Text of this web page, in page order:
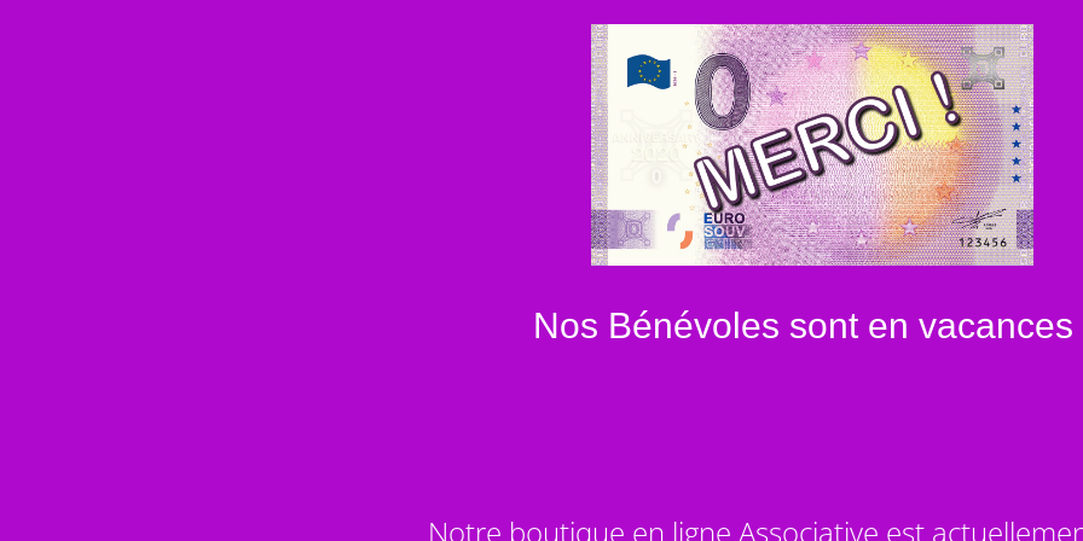
Nos Bénévoles sont en vacances
Notre boutique en ligne Associative est